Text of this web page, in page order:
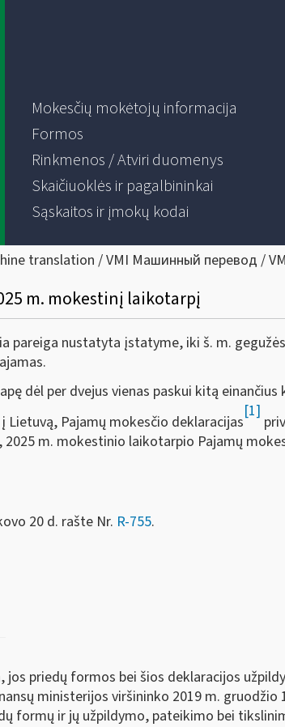
Mokesčių mokėtojų informacija
Formos
Rinkmenos / Atviri duomenys
Skaičiuoklės ir pagalbininkai
Sąskaitos ir įmokų kodai
translation / VMI Машинный перевод /
m. mokestinį laikotarpį
pareiga nustatyta įstatyme, iki š. m.
dėl per dvejus vienas paskui kitą
Pajamų mokesčio deklaracijas
[1]
m. mokestinio laikotarpio Pajamų
20 d. rašte Nr. R-755.
jos priedų formos bei šios deklaracijos
ministerijos viršininko 2019 m. gruodžio
formų ir jų užpildymo, pateikimo bei